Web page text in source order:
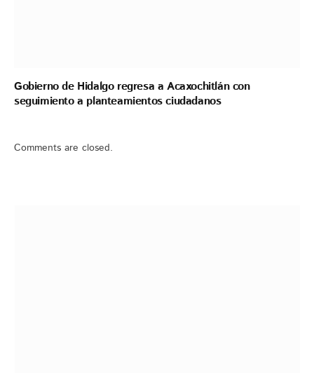
Gobierno de Hidalgo regresa a Acaxochitlán con
seguimiento a planteamientos ciudadanos
Comments are closed.